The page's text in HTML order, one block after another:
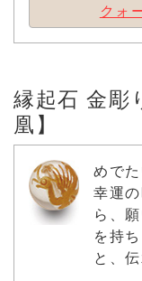
クォ
縁起石 金彫
凰】
めで
幸運
ら、
を持
と、